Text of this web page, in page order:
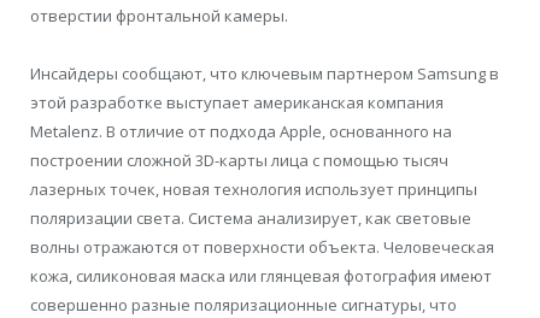
отверстии фронтальной камеры.
Инсайдеры сообщают, что ключевым партнером Samsung в
этой разработке выступает американская компания
Metalenz. В отличие от подхода Apple, основанного на
построении сложной 3D-карты лица с помощью тысяч
лазерных точек, новая технология использует принципы
поляризации света. Система анализирует, как световые
волны отражаются от поверхности объекта. Человеческая
кожа, силиконовая маска или глянцевая фотография имеют
совершенно разные поляризационные сигнатуры, что